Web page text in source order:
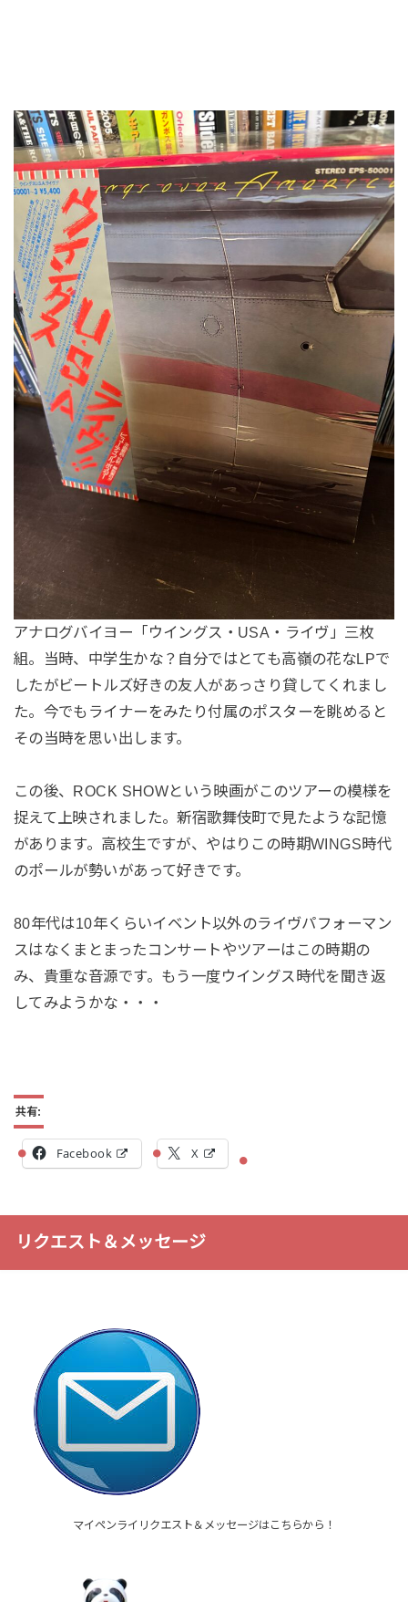
アナログバイヨー「ウイングス・USA・ライヴ」三枚
組。当時、中学生かな？自分ではとても高嶺の花なLPで
したがビートルズ好きの友人があっさり貸してくれまし
た。今でもライナーをみたり付属のポスターを眺めると
その当時を思い出します。
この後、ROCK SHOWという映画がこのツアーの模様を
捉えて上映されました。新宿歌舞伎町で見たような記憶
があります。高校生ですが、やはりこの時期WINGS時代
のポールが勢いがあって好きです。
80年代は10年くらいイベント以外のライヴパフォーマン
スはなくまとまったコンサートやツアーはこの時期の
み、貴重な音源です。もう一度ウイングス時代を聞き返
してみようかな・・・
共有:
Facebook X
リクエスト＆メッセージ
マイペンライリクエスト＆メッセージはこちらから！